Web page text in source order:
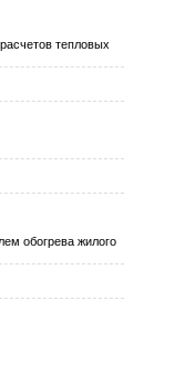
тепловых
обогрева жилого